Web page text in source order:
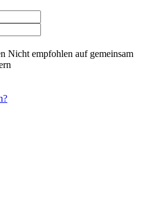
Nicht empfohlen auf gemeinsam